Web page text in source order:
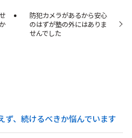
防犯カメラがあるから安心
のはずが塾の外にはありま
せんでした
ず、続けるべきか悩んでいます